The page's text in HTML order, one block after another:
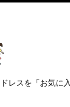
レスを「お気に